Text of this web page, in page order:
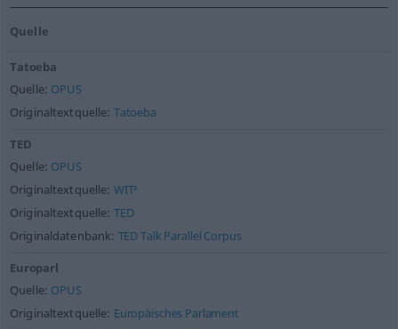
Quelle
Tatoeba
Quelle: OPUS
Originaltextquelle: Tatoeba
TED
Quelle: OPUS
Originaltextquelle: WIT³
Originaltextquelle: TED
Originaldatenbank: TED Talk Parallel Corpus
Europarl
Quelle: OPUS
Originaltextquelle: Europäisches Parlament